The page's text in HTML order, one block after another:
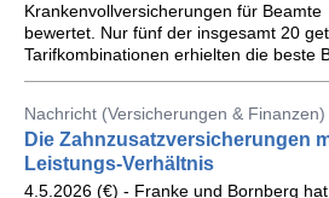
Krankenvollversicherungen für Beamte
bewertet. Nur fünf der insgesamt 20
Tarifkombinationen erhielten die beste
Nachricht (Versicherungen & Finanzen)
Die Zahnzusatzversicherungen
Leistungs-Verhältnis
4.5.2026 (€) - Franke und Bornberg